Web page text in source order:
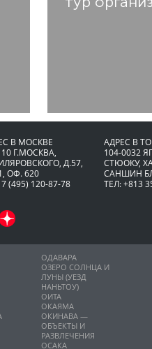
В МОСКВЕ
Г.МОСКВА,
Д.57,
ОФ. 620
(495) 120-87-78
АДРЕС В
104-0032
CТЮОКУ,
САНШИН
ТЕЛ: +813
ОДАВАРА
ОЗЕРО СОЛНЦА И
ЛУНЫ (УЕЗД
НАНЬТОУ)
ОИТА
ОКАЯМА
ОКИНАВА —
ОБЪЕКТЫ И
РАЗВЛЕЧЕНИЯ
ОСАКА